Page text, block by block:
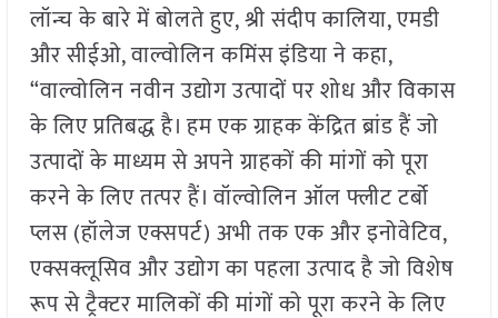
लॉन्च के बारे में बोलते हुए, श्री संदीप कालिया, एमडी
और सीईओ, वाल्वोलिन कमिंस इंडिया ने कहा,
“वाल्वोलिन नवीन उद्योग उत्पादों पर शोध और विकास
के लिए प्रतिबद्ध है। हम एक ग्राहक केंद्रित ब्रांड हैं जो
उत्पादों के माध्यम से अपने ग्राहकों की मांगों को पूरा
करने के लिए तत्पर हैं। वॉल्वोलिन ऑल फ्लीट टर्बो
प्लस (हॉलेज एक्सपर्ट) अभी तक एक और इनोवेटिव,
एक्सक्लूसिव और उद्योग का पहला उत्पाद है जो विशेष
रूप से ट्रैक्टर मालिकों की मांगों को पूरा करने के लिए